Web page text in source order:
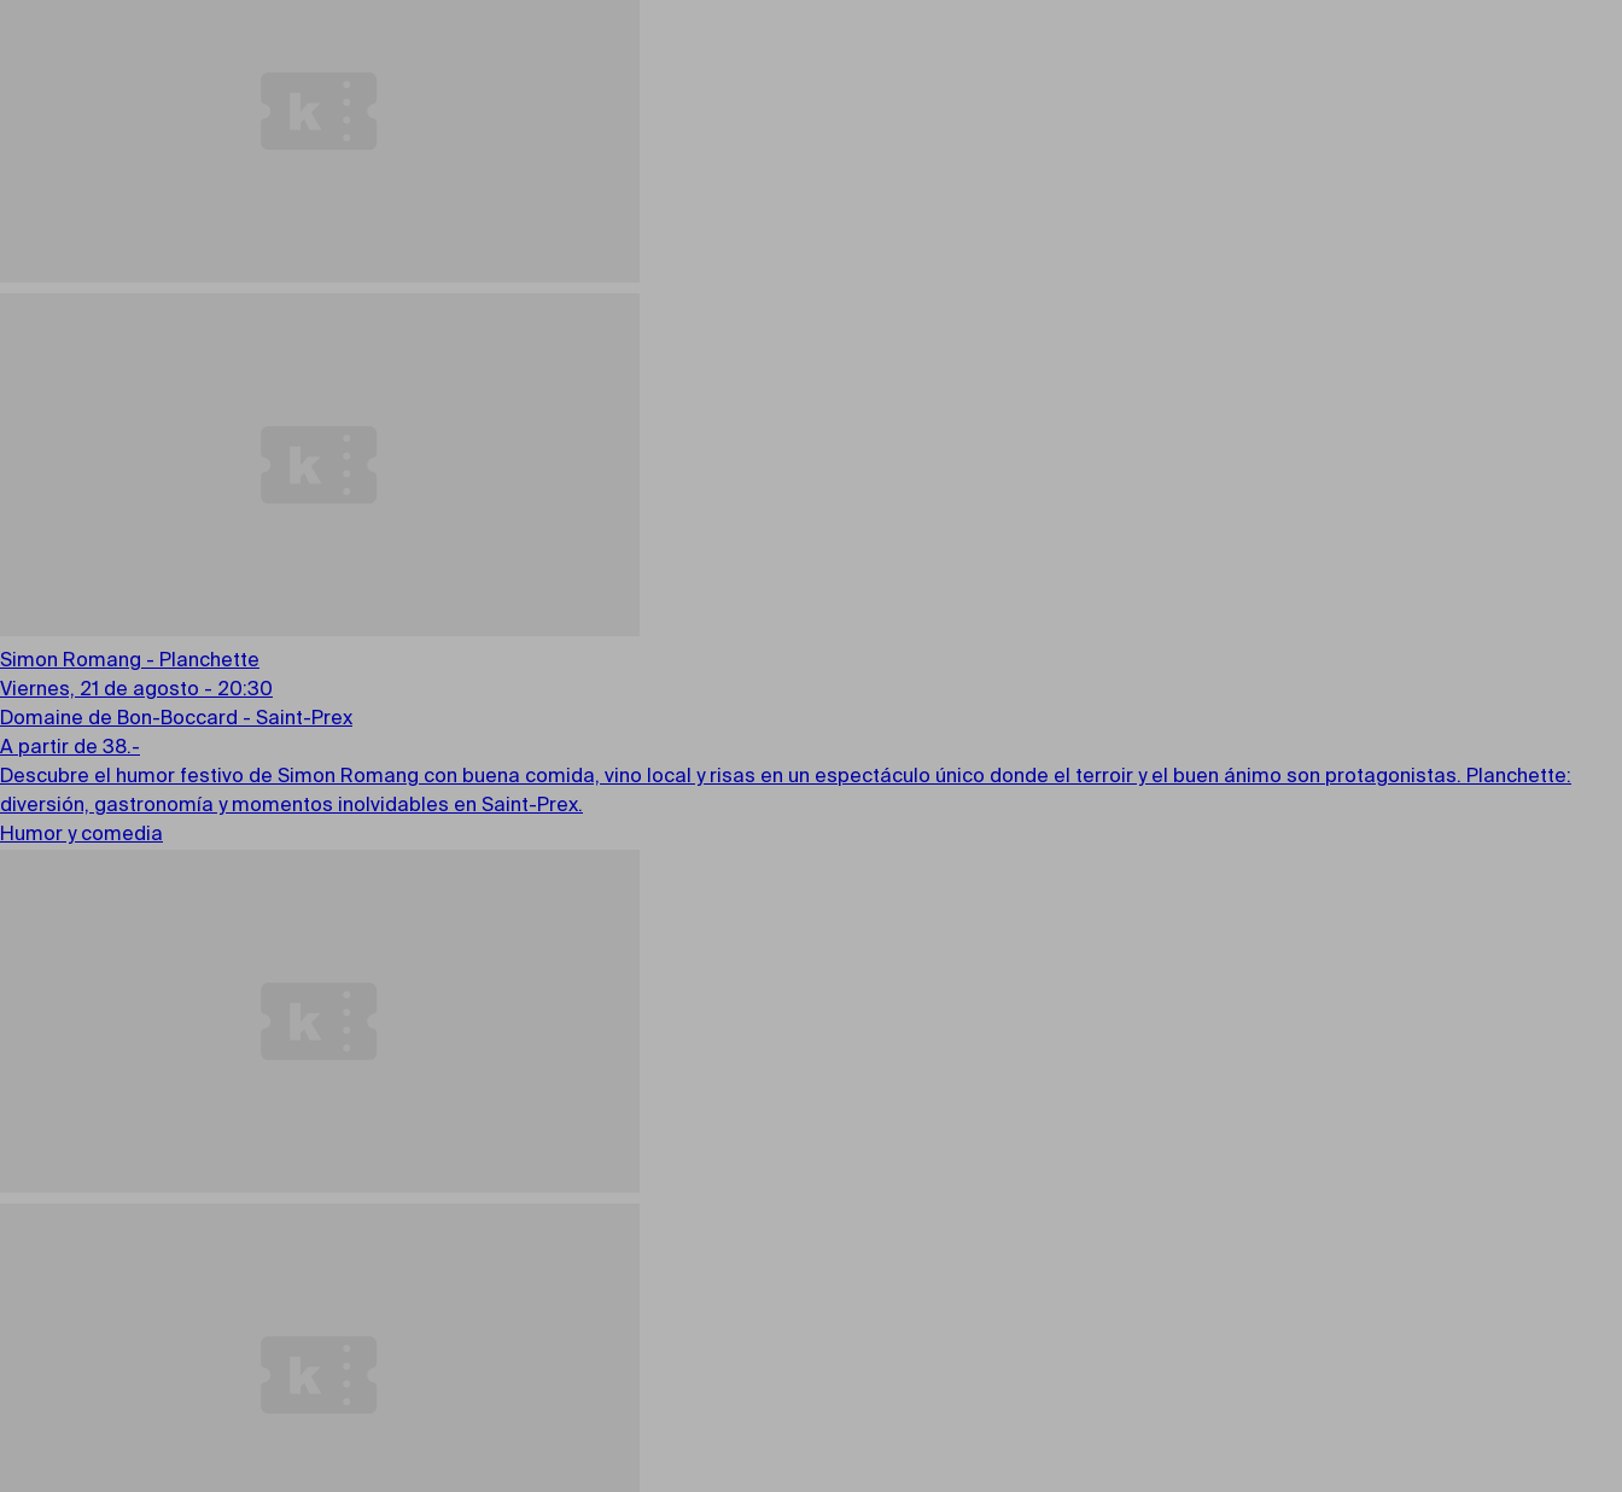
Simon Romang - Planchette
Viernes, 21 de agosto - 20:30
Domaine de Bon-Boccard - Saint-Prex
A partir de 38.-
Descubre el humor festivo de Simon Romang con buena comida, vino local y risas en un espectáculo único donde el terroir y el buen ánimo son protagonistas. Planchette:
diversión, gastronomía y momentos inolvidables en Saint-Prex.
Humor y comedia